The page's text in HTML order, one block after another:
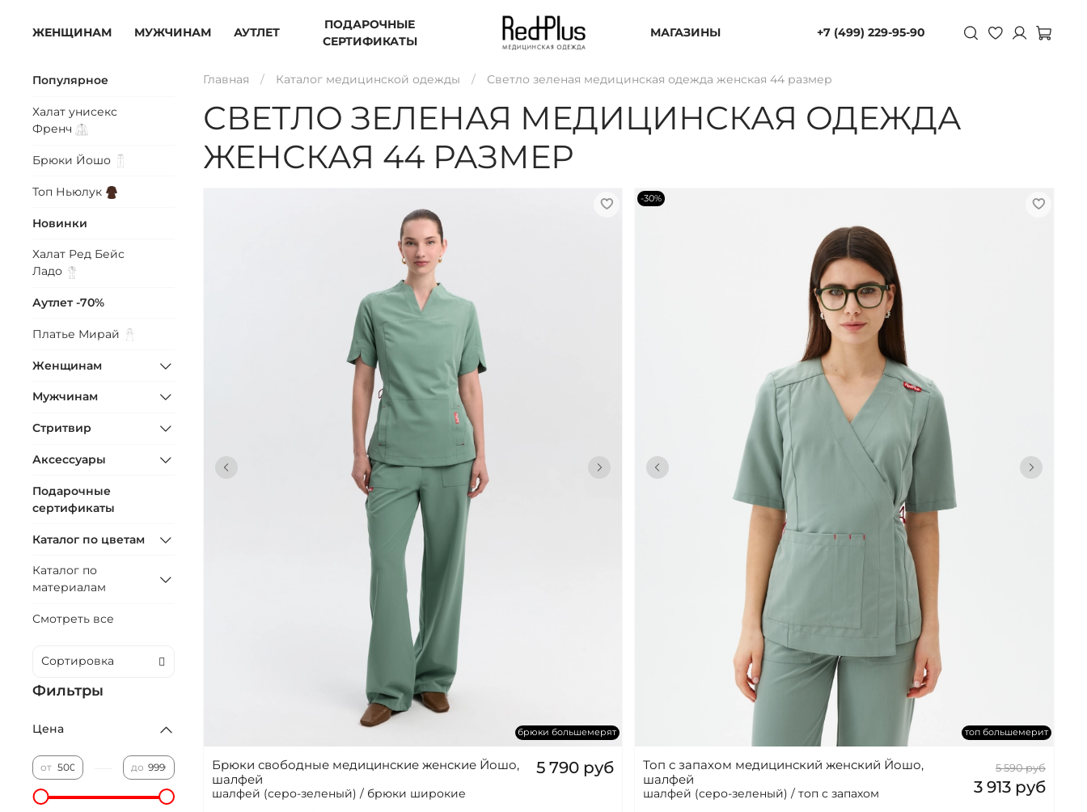
ЖЕНЩИНАМ МУЖЧИНАМ АУТЛЕТ
ПОДАРОЧНЫЕ
СЕРТИФИКАТЫ
МАГАЗИНЫ +7 (499) 229-95-90
Главная Каталог медицинской одежды Светло зеленая медицинская одежда женская 44 размер
СВЕТЛО ЗЕЛЕНАЯ МЕДИЦИНСКАЯ ОДЕЖДА
ЖЕНСКАЯ 44 РАЗМЕР
брюки большемерят
Брюки свободные медицинские женские Йошо,
шалфей
шалфей (серо-зеленый) / брюки широкие
5 790 руб
-30%
топ большемерит
Топ с запахом медицинский женский Йошо,
шалфей
шалфей (серо-зеленый) / топ с запахом
5 590 руб
3 913 руб
Популярное
Халат унисекс
Френч
Брюки Йошо
Топ Ньюлук
Новинки
Халат Ред Бейс
Ладо
Аутлет -70%
Платье Мирай
Женщинам
Мужчинам
Стритвир
Аксессуары
Подарочные
сертификаты
Каталог по цветам
Каталог по
материалам
Смотреть все
Фильтры
Цена
от до